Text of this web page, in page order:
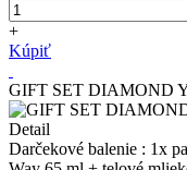
+
Kúpiť
GIFT SET DIAMOND
Detail
Darčekové balenie : 1x